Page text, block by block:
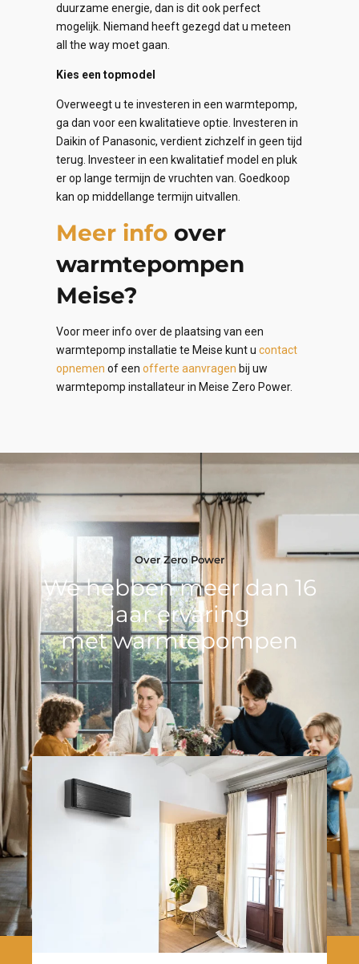
duurzame energie, dan is dit ook perfect
mogelijk. Niemand heeft gezegd dat u meteen
all the way moet gaan.
Kies een topmodel
Overweegt u te investeren in een warmtepomp,
ga dan voor een kwalitatieve optie. Investeren in
Daikin of Panasonic, verdient zichzelf in geen tijd
terug. Investeer in een kwalitatief model en pluk
er op lange termijn de vruchten van. Goedkoop
kan op middellange termijn uitvallen.
Meer info over
warmtepompen
Meise?
Voor meer info over de plaatsing van een
warmtepomp installatie te Meise kunt u contact
opnemen of een offerte aanvragen bij uw
warmtepomp installateur in Meise Zero Power.
Over Zero Power
We hebben meer dan 16
jaar ervaring
met warmtepompen